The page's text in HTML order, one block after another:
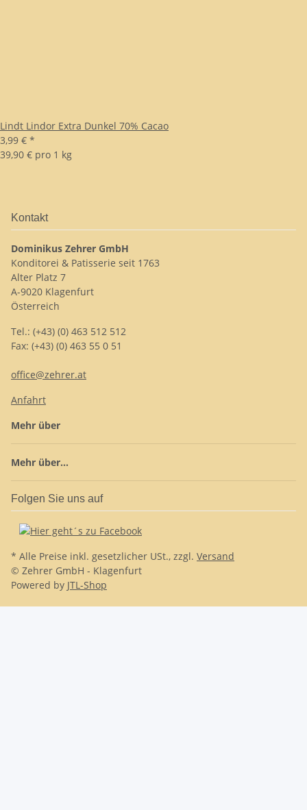
Lindt Lindor Extra Dunkel 70% Cacao
3,99 € *
39,90 € pro 1 kg
Kontakt
Dominikus Zehrer GmbH
Konditorei & Patisserie seit 1763
Alter Platz 7
A-9020 Klagenfurt
Österreich
Tel.: (+43) (0) 463 512 512
Fax: (+43) (0) 463 55 0 51
office@zehrer.at
Anfahrt
Mehr über
Mehr über...
Folgen Sie uns auf
* Alle Preise inkl. gesetzlicher USt., zzgl. Versand
© Zehrer GmbH - Klagenfurt
Powered by JTL-Shop